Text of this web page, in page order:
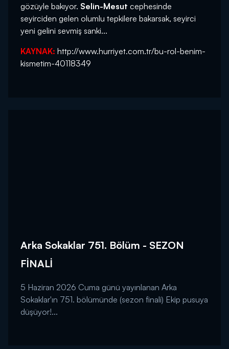
gözüyle bakıyor. Selin-Mesut cephesinde
seyirciden gelen olumlu tepkilere bakarsak, seyirci
yeni gelini sevmiş sanki...
KAYNAK: http://www.hurriyet.com.tr/bu-rol-benim-
kismetim-40118349
Arka Sokaklar 751. Bölüm - SEZON
FİNALİ
5 Haziran 2026 Cuma günü yayınlanan Arka
Sokaklar'ın 751. bölümünde (sezon finali) Ekip pusuya
düşüyor!...